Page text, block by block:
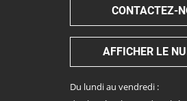
CONTACTEZ-
AFFICHER LE
Du lundi au vendredi :